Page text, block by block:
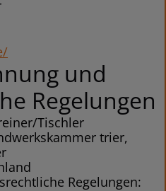
und
Regelungen
Tischler
trier,
Regelungen: